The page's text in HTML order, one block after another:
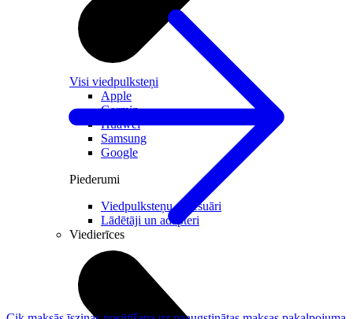
Visi viedpulksteņi
Apple
Garmin
Huawei
Samsung
Google
Piederumi
Viedpulksteņu aksesuāri
Lādētāji un adapteri
Viedierīces